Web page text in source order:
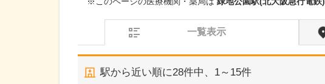
一覧表示
駅から近い順に28件中、 1～15件